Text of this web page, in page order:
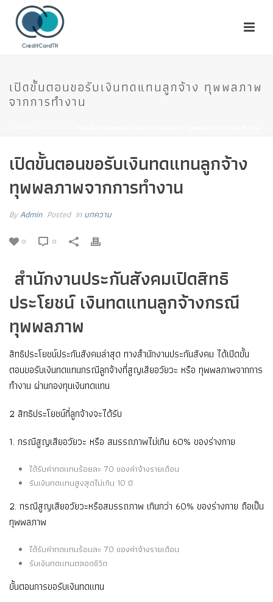
เปิดขั้นตอนขอรับเงินทดแทนลูกจ้าง ทุพพลภาพ
จากการทำงาน
เปิดขั้นตอนขอรับเงินทดแทนลูกจ้าง
ทุพพลภาพจากการทำงาน
ByAdmin Posted Inบทความ
0 0
สำนักงานประกันสังคมเปิดสิทธิ
ประโยชน์ เงินทดแทนลูกจ้างกรณี
ทุพพลภาพ
สิทธิประโยชน์ประกันสังคมล่าสุด ทางสำนักงานประกันสังคม ได้เปิดขั้น
ตอนขอรับเงินทดแทนกรณีลูกจ้างที่สูญเสียอวัยวะ หรือ ทุพพลภาพจากการ
ทำงาน ผ่านกองทุนเงินทดแทน
2 สิทธิประโยชน์ที่ลูกจ้างจะได้รับ
1. กรณีสูญเสียอวัยวะ หรือ สมรรถภาพไม่เกิน 60% ของร่างกาย
ได้รับค่าทดแทนร้อยละ 70 ของค่าจ้างรายเดือน
รับเงินทดแทนสูงสุดไม่เกิน 10 ปี
2. กรณีสูญเสียอวัยวะหรือสมรรถภาพ เกินกว่า 60% ของร่างกาย ถือเป็น
ทุพพลภาพ
ได้รับค่าทดแทนร้อนละ 70 ของค่าจ้างรายเดือน
รับเงินทดแทนตลอดชีวิต
ขั้นตอนการขอรับเงินทดแทน